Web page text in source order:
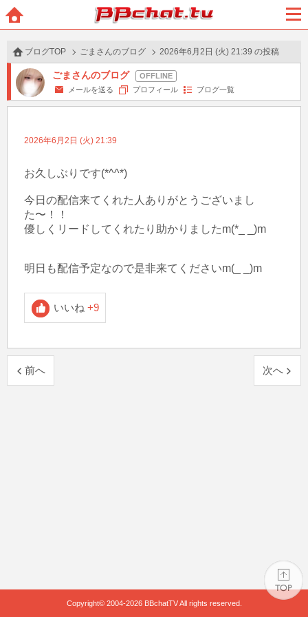
BBchatTV
ブログTOP ごまさんのブログ 2026年6月2日 (火) 21:39 の投稿
ごまさんのブログ
メールを送る プロフィール ブログ一覧
2026年6月2日 (火) 21:39
お久しぶりです(*^^*)
今日の配信来てくれた人ありがとうございまし
た〜！！
優しくリードしてくれたり助かりましたm(*_ _)m
明日も配信予定なので是非来てくださいm(_ _)m
いいね +9
前へ 次へ
Copyright© 2004-2026 BBchatTVAll rights reserved.